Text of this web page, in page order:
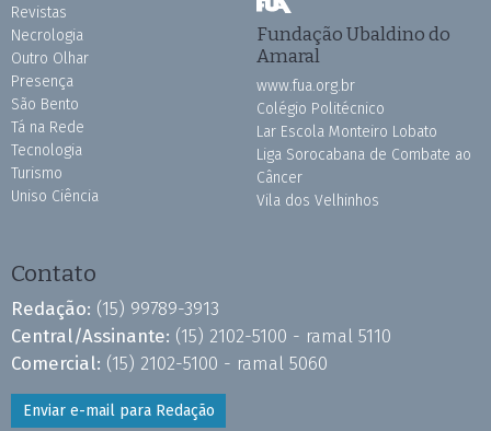
Revistas
Necrologia
Outro Olhar
Presença
São Bento
Tá na Rede
Tecnologia
Turismo
Uniso Ciência
Fundação Ubaldino do
Amaral
www.fua.org.br
Colégio Politécnico
Lar Escola Monteiro Lobato
Liga Sorocabana de Combate ao
Câncer
Vila dos Velhinhos
Contato
Redação: (15) 99789-3913
Central/Assinante: (15) 2102-5100 - ramal 5110
Comercial: (15) 2102-5100 - ramal 5060
Enviar e-mail para Redação